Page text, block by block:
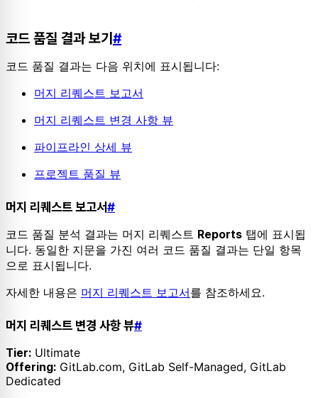
코드 품질 결과 보기 #
코드 품질 결과는 다음 위치에 표시됩니다:
머지 리퀘스트 보고서
머지 리퀘스트 변경 사항 뷰
파이프라인 상세 뷰
프로젝트 품질 뷰
머지 리퀘스트 보고서#
코드 품질 분석 결과는 머지 리퀘스트 Reports 탭에 표시됩
니다. 동일한 지문을 가진 여러 코드 품질 결과는 단일 항목
으로 표시됩니다.
자세한 내용은 머지 리퀘스트 보고서를 참조하세요.
머지 리퀘스트 변경 사항 뷰#
Tier: Ultimate
Offering: GitLab.com, GitLab Self-Managed, GitLab
Dedicated